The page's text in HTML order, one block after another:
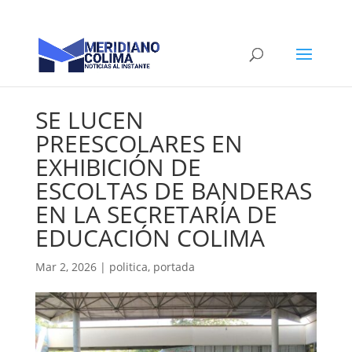
SE LUCEN
PREESCOLARES EN
EXHIBICIÓN DE
ESCOLTAS DE BANDERAS
EN LA SECRETARÍA DE
EDUCACIÓN COLIMA
Mar 2, 2026| politica, portada